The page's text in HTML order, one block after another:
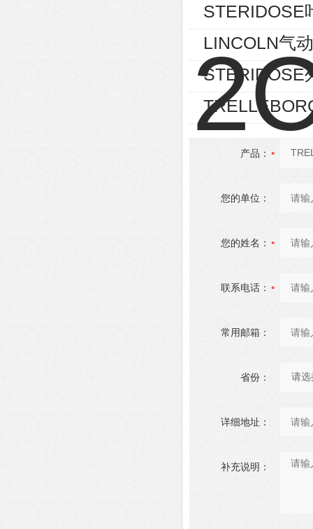
STERIDOSE
LINCOLN气
STERIDOSE
产品：
您的单位：
您的姓名：
联系电话：
常用邮箱：
省份：
详细地址：
补充说明：